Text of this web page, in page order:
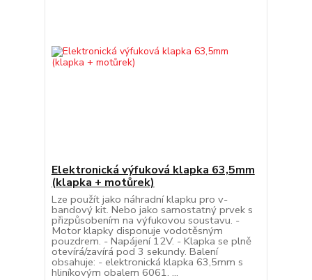
Elektronická výfuková klapka 63,5mm
(klapka + motůrek)
Lze použít jako náhradní klapku pro v-
bandový kit. Nebo jako samostatný prvek s
přizpůsobením na výfukovou soustavu. -
Motor klapky disponuje vodotěsným
pouzdrem. - Napájení 12V. - Klapka se plně
otevírá/zavírá pod 3 sekundy. Balení
obsahuje: - elektronická klapka 63,5mm s
hliníkovým obalem 6061. ...